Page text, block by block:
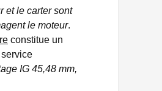
et le carter sont
le moteur.
constitue un
IG 45,48 mm,